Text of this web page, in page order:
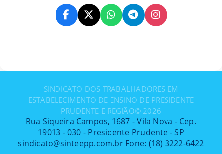
SINDICATO DOS TRABALHADORES EM
ESTABELECIMENTO DE ENSINO DE PRESIDENTE
PRUDENTE E REGIÃO© 2026
Rua Siqueira Campos, 1687 - Vila Nova - Cep.
19013 - 030 - Presidente Prudente - SP
sindicato@sinteepp.com.br Fone: (18) 3222-6422